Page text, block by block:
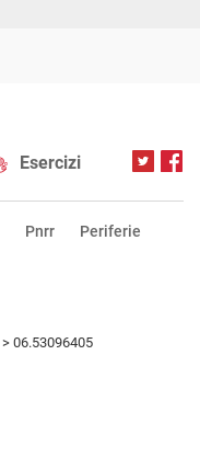
Esercizi
Pnrr Periferie
> 06.53096405